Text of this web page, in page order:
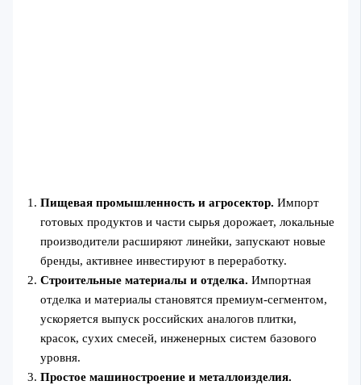
Пищевая промышленность и агросектор. Импорт
готовых продуктов и части сырья дорожает, локальные
производители расширяют линейки, запускают новые
бренды, активнее инвестируют в переработку.
Строительные материалы и отделка. Импортная
отделка и материалы становятся премиум-сегментом,
ускоряется выпуск российских аналогов плитки,
красок, сухих смесей, инженерных систем базового
уровня.
Простое машиностроение и металлоизделия.